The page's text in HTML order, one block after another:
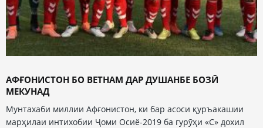
АФҒОНИСТОН БО ВЕТНАМ ДАР ДУШАНБЕ БОЗӢ
МЕКУНАД
Мунтахаби миллии Афғонистон, ки бар асоси қуръакашии
марҳилаи интихобии Ҷоми Осиё-2019 ба гурӯҳи «С» дохил